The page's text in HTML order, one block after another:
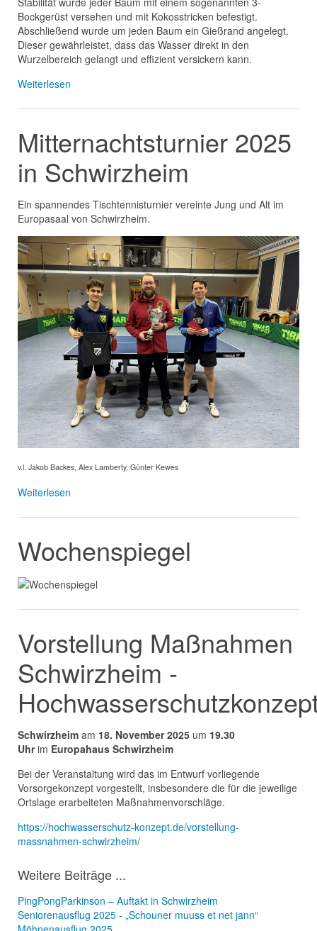
Bockgerüst versehen und mit Kokosstricken befestigt.
Abschließend wurde um jeden Baum ein Gießrand angelegt.
Dieser gewährleistet, dass das Wasser direkt in den
Wurzelbereich gelangt und effizient versickern kann.
Weiterlesen
Mitternachtsturnier 2025
in Schwirzheim
Ein spannendes Tischtennisturnier vereinte Jung und Alt im
Europasaal von Schwirzheim.
v.l. Jakob Backes, Alex Lamberty, Günter Kewes
Weiterlesen
Wochenspiegel
Vorstellung Maßnahmen
Schwirzheim -
Schwirzheim am 18. November 2025 um 19.30
Uhrim Europahaus Schwirzheim
Bei der Veranstaltung wird das im Entwurf vorliegende
Vorsorgekonzept vorgestellt, insbesondere die für die jeweilige
Ortslage erarbeiteten Maßnahmenvorschläge.
https://hochwasserschutz-konzept.de/vorstellung-
massnahmen-schwirzheim/
Weitere Beiträge ...
PingPongParkinson – Auftakt in Schwirzheim
Seniorenausflug 2025 - „Schouner muuss et net jann“